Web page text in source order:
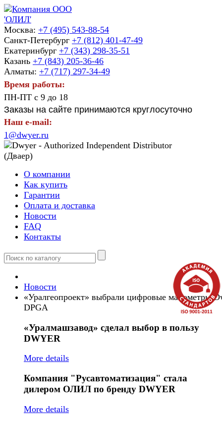
Москва: +7 (495) 543-88-54
Санкт-Петербург +7 (812) 401-47-49
Екатеринбург +7 (343) 298-35-51
Казань +7 (843) 205-36-46
Алматы: +7 (717) 297-34-49
Время работы:
ПН-ПТ с 9 до 18
Заказы на сайте принимаются круглосуточно
Наш e-mail:
1@dwyer.ru
О компании
Как купить
Гарантии
Оплата и доставка
Новости
FAQ
Контакты
Новости
«Уралгеопроект» выбрали цифровые манометры
DPGA
«Уралмашзавод» сделал выбор в пользу
DWYER
More details
Компания "Русавтоматизация" стала
дилером ОЛИЛ по бренду DWYER
More details